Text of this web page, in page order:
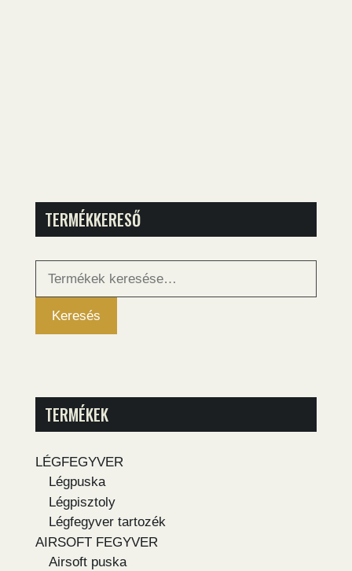
TERMÉKKERESŐ
Keresés
Keresés
TERMÉKEK
LÉGFEGYVER
Légpuska
Légpisztoly
Légfegyver tartozék
AIRSOFT FEGYVER
Airsoft puska